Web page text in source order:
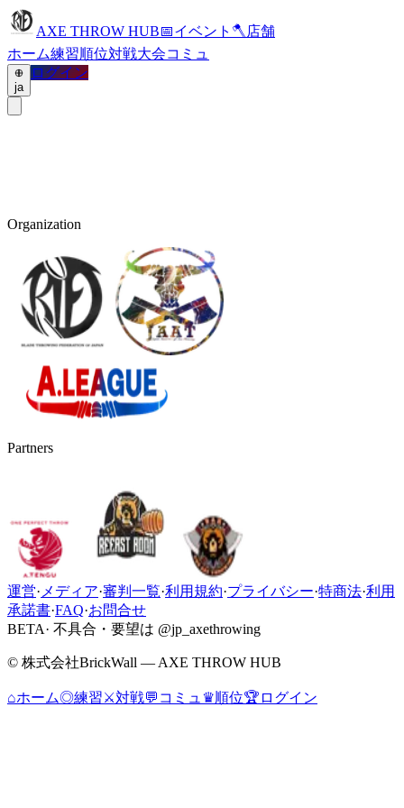
AXE THROW HUB📅イベント 🪓 店舗
ホーム練習順位対戦大会コミュ
ja
ログイン
Organization
Partners
運営· メディア·審判一覧·利用規約·プライバシー·特商法·利用
承諾書·FAQ·お問合せ
BETA· 不具合・要望は @jp_axethrowing
© 株式会社BrickWall — AXE THROW HUB
⌂ホーム◎練習⚔対戦💬 コミュ ♛順位🏆 ログイン